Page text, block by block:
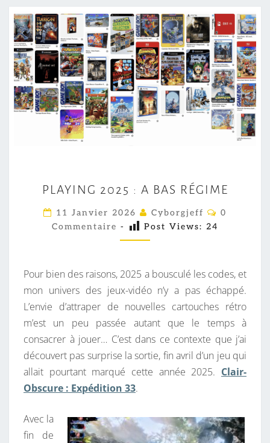
A
Y
I
G
2
0
2
5
:
A
B
S
PLAYING 2025 : A BAS RÉGIME
11 Janvier 2026 Cyborgjeff
C
A
I
R
E
0
Commentaire - Post Views: 24
Pour bien des raisons, 2025 a bousculé les codes, et
mon univers des jeux-vidéo n’y a pas échappé.
L’envie d’attraper de nouvelles cartouches rétro
m’est un peu passée autant que le temps à
consacrer à jouer… C’est dans ce contexte que j’ai
découvert pas surprise la sortie, fin avril d’un jeu qui
allait pourtant marqué cette année 2025. Clair-
Obscure : Expédition 33.
Avec la
fin de